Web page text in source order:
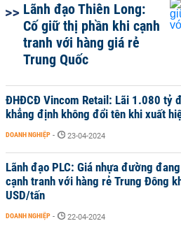
Lãnh đạo Thiên Long:
Cố giữ thị phần khi cạnh
tranh với hàng giá rẻ
Trung Quốc
ĐHĐCĐ Vincom Retail: Lãi 1.080 tỷ
khẳng định không đổi tên khi xuất
DOANH NGHIỆP - 23-04-2024
Lãnh đạo PLC: Giá nhựa đường
cạnh tranh với hàng rẻ Trung Đông
USD/tấn
DOANH NGHIỆP - 22-04-2024